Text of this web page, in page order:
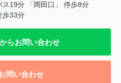
ス19分 「岡田口」 停歩8分
歩33分
らお問い合わせ
問い合わせ